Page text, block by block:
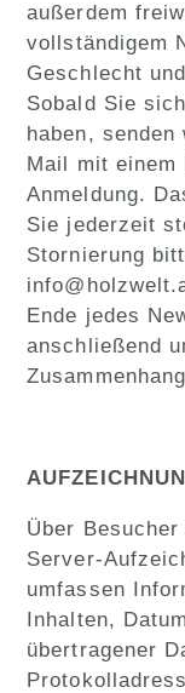
außerdem
vollständigem
Geschlecht
Sobald Sie
haben,
Mail mit einem
Anmeldung.
Sie jederzeit
Stornierung
Ende jedes
anschließend
Über
Server-
umfassen
Inhalten,
übertragener